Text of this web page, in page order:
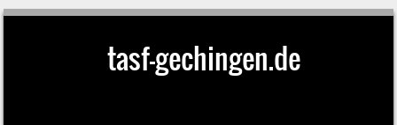
tasf-gechingen.de